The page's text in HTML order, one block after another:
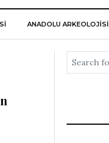
ANADOLU ARKEOLOJİSİ